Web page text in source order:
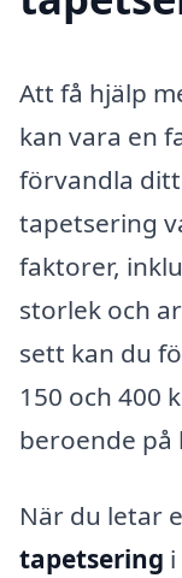
Att få hjälp
kan vara en
förvandla
tapetsering
faktorer,
storlek och
sett kan du
150 och 400
beroende
När du letar
tapetsering